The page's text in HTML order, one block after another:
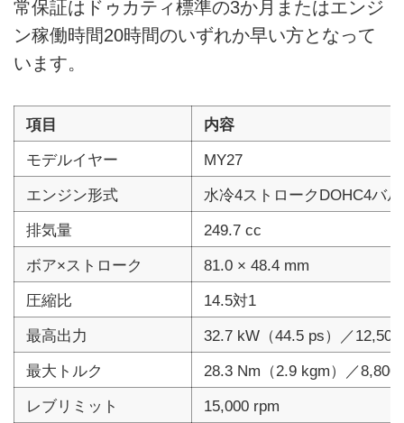
常保証はドゥカティ標準の3か月またはエンジ
ン稼働時間20時間のいずれか早い方となって
います。
項目
内容
モデルイヤー
MY27
エンジン形式
水冷4ストロークDOHC4バ
排気量
249.7 cc
ボア×ストローク
81.0 × 48.4 mm
圧縮比
14.5対1
最高出力
32.7 kW（44.5 ps）／
最大トルク
28.3 Nm（2.9 kgm）／8,800
レブリミット
15,000 rpm